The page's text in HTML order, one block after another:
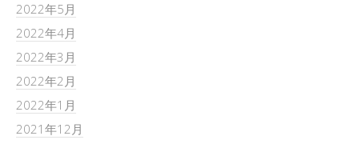
2022年5月
2022年4月
2022年3月
2022年2月
2022年1月
2021年12月